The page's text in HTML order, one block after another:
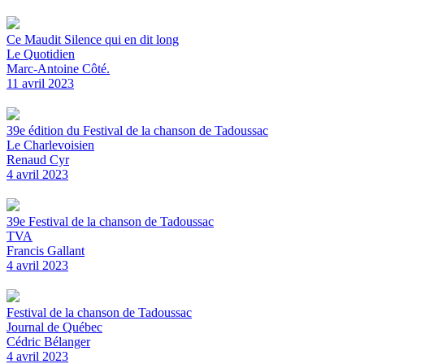
Ce Maudit Silence qui en dit long
Le Quotidien
Marc-Antoine Côté.
11 avril 2023
39e édition du Festival de la chanson de Tadoussac
Le Charlevoisien
Renaud Cyr
4 avril 2023
39e Festival de la chanson de Tadoussac
TVA
Francis Gallant
4 avril 2023
Festival de la chanson de Tadoussac
Journal de Québec
Cédric Bélanger
4 avril 2023